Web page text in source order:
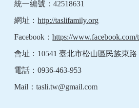
統一編號：42518631
網址：http://taslifamily.org
Facebook：https://www.facebook.com/
會址：10541 臺北市松山區民族東路
電話：0936-463-953
Mail：tasli.tw@gmail.com